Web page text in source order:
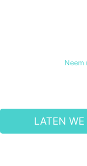
Neem
LATEN